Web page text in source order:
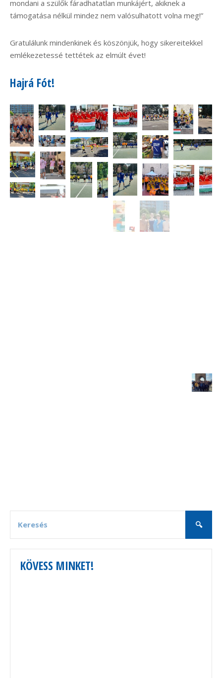
mondani a szülők fáradhatatlan munkájért, akiknek a
támogatása nélkül mindez nem valósulhatott volna meg!”
Gratulálunk mindenkinek és köszönjük, hogy sikereitekkel
emlékezetessé tettétek az elmúlt évet!
Hajrá Fót!
KÖVESS MINKET!